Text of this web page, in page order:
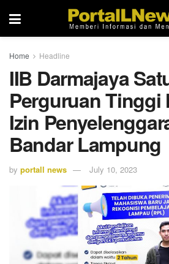
Home Headline
IIB Darmajaya
Perguruan Tinggi
Izin
Bandar Lampung
by portall news July 10, 2023